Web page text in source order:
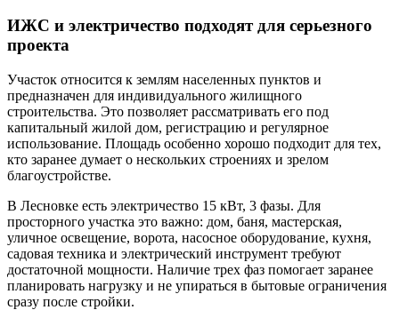
ИЖС и электричество подходят для серьезного
проекта
Участок относится к землям населенных пунктов и
предназначен для индивидуального жилищного
строительства. Это позволяет рассматривать его под
капитальный жилой дом, регистрацию и регулярное
использование. Площадь особенно хорошо подходит для тех,
кто заранее думает о нескольких строениях и зрелом
благоустройстве.
В Лесновке есть электричество 15 кВт, 3 фазы. Для
просторного участка это важно: дом, баня, мастерская,
уличное освещение, ворота, насосное оборудование, кухня,
садовая техника и электрический инструмент требуют
достаточной мощности. Наличие трех фаз помогает заранее
планировать нагрузку и не упираться в бытовые ограничения
сразу после стройки.